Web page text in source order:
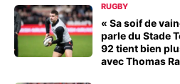
RUGBY
« Sa soif de
parle du Stade
92 tient bien
avec Thomas